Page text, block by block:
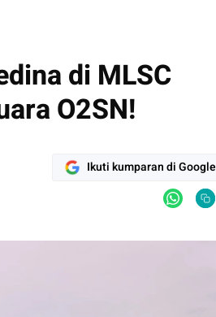
di MLSC
O2SN!
Ikuti kumparan di Google